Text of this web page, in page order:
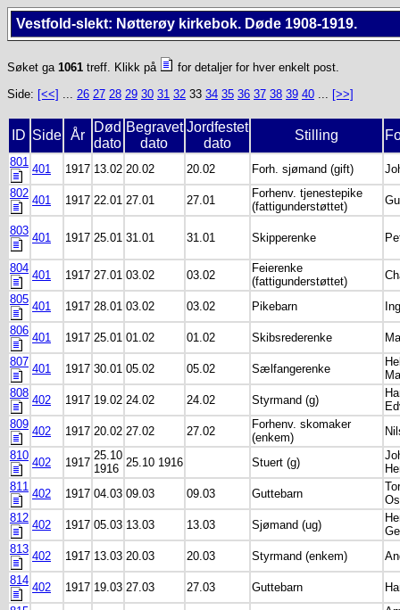
Vestfold-slekt: Nøtterøy kirkebok. Døde 1908-1919.
Søket ga 1061 treff. Klikk på
for detaljer for hver enkelt post.
Side: [<<] ... 26 27 28 29 30 31 32 33 34 35 36 37 38 39 40 ... [>>]
ID Side År
Død
dato
Begravet
dato
Jordfestet
dato
Stilling
801
401 1917 13.02 20.02 20.02 Forh. sjømand (gift)
802
401 1917 22.01 27.01 27.01
Forhenv. tjenestepike
(fattigunderstøttet)
803
401 1917 25.01 31.01 31.01 Skipperenke
804
401 1917 27.01 03.02 03.02
Feierenke
(fattigunderstøttet)
805
401 1917 28.01 03.02 03.02 Pikebarn
806
401 1917 25.01 01.02 01.02 Skibsrederenke
807
401 1917 30.01 05.02 05.02 Sælfangerenke
808
402 1917 19.02 24.02 24.02 Styrmand (g)
809
402 1917 20.02 27.02 27.02
Forhenv. skomaker
(enkem)
810
402 1917
25.10
1916 25.10 1916 Stuert (g)
811
402 1917 04.03 09.03 09.03 Guttebarn
812
402 1917 05.03 13.03 13.03 Sjømand (ug)
813
402 1917 13.03 20.03 20.03 Styrmand (enkem)
814
402 1917 19.03 27.03 27.03 Guttebarn